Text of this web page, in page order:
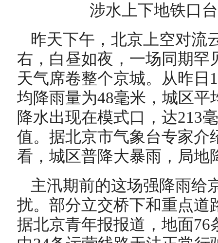
涉水上下地铁口
昨天下午，北京上空对流
右，白昼如夜，一场同期罕
天气席卷整个京城。从昨日
均降雨量为48毫米，城区平
降水出现在模式口，达213
值。据北京市气象台专家介
看，城区普降大暴雨，局地
主汛期前的这场强降雨给
扰。部分立交桥下和重点道
据北京青年报报道，地面